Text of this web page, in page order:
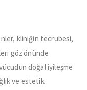
kliniğin tecrübesi,
göz önünde
doğal iyileşme
ve estetik